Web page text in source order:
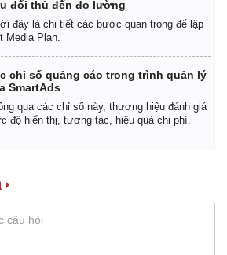
đối thủ đến đo lường
đây là chi tiết các bước quan trọng để lập
Media Plan.
chỉ số quảng cáo trong trình quản lý
SmartAds
qua các chỉ số này, thương hiệu đánh giá
độ hiển thị, tương tác, hiệu quả chi phí.